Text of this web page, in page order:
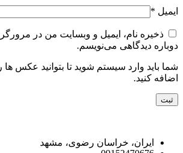
ایمیل *
ذخیره نام، ایمیل و وبسایت من در
دوباره دیدگاهی می‌نویسم.
شما باید وارد سیستم شوید تا بتوانید عکس
اضافه کنید.
ایران، خراسان رضوی، مشهد